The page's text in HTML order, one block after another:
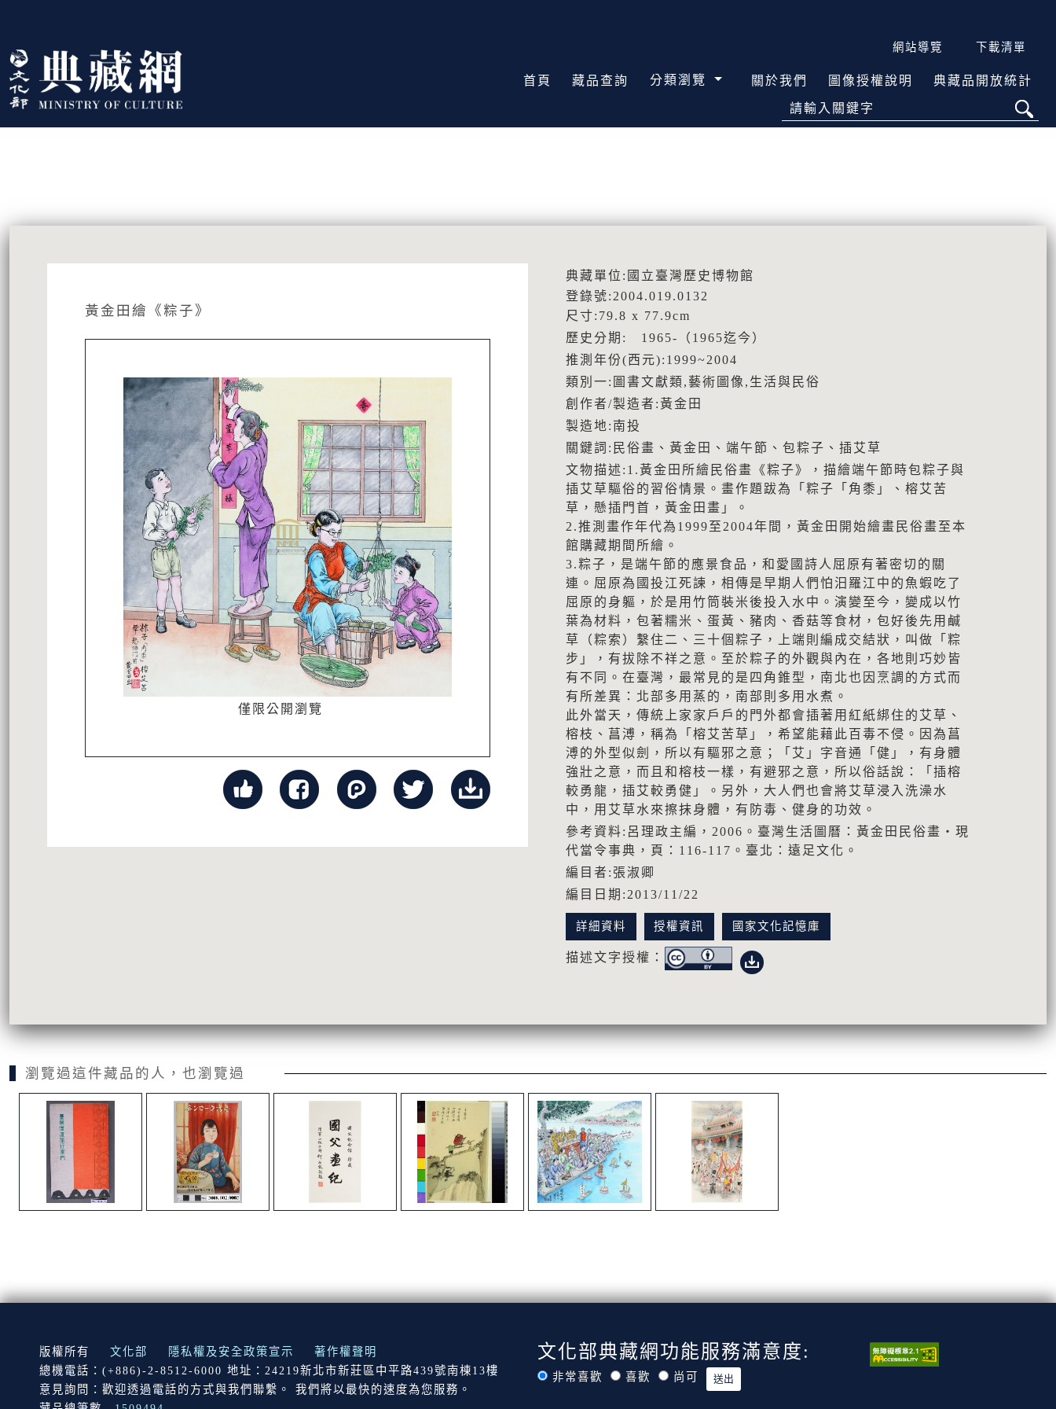
:::
網站導覽 下載清單
首頁 藏品查詢 分類瀏覽 關於我們 圖像授權說明 典藏品開放統計
請輸入關鍵字
黃金田繪《粽子》
僅限公開瀏覽
典藏單位:國立臺灣歷史博物館
登錄號:2004.019.0132
尺寸:79.8 x 77.9cm
歷史分期: 1965-（1965迄今）
推測年份(西元):1999~2004
類別一:圖書文獻類,藝術圖像,生活與民俗
創作者/製造者:黃金田
製造地:南投
關鍵詞:民俗畫、黃金田、端午節、包粽子、插艾草
文物描述:1.黃金田所繪民俗畫《粽子》，描繪端午節時包粽子與
插艾草驅俗的習俗情景。畫作題跋為「粽子「角黍」、榕艾苦
草，懸插門首，黃金田畫」。
2.推測畫作年代為1999至2004年間，黃金田開始繪畫民俗畫至本
館購藏期間所繪。
3.粽子，是端午節的應景食品，和愛國詩人屈原有著密切的關
連。屈原為國投江死諫，相傳是早期人們怕汨羅江中的魚蝦吃了
屈原的身軀，於是用竹筒裝米後投入水中。演變至今，變成以竹
葉為材料，包著糯米、蛋黃、豬肉、香菇等食材，包好後先用鹹
草（粽索）繫住二、三十個粽子，上端則編成交結狀，叫做「粽
步」，有拔除不祥之意。至於粽子的外觀與內在，各地則巧妙皆
有不同。在臺灣，最常見的是四角錐型，南北也因烹調的方式而
有所差異：北部多用蒸的，南部則多用水煮。
此外當天，傳統上家家戶戶的門外都會插著用紅紙綁住的艾草、
榕枝、菖溥，稱為「榕艾苦草」，希望能藉此百毒不侵。因為菖
溥的外型似劍，所以有驅邪之意；「艾」字音通「健」，有身體
強壯之意，而且和榕枝一樣，有避邪之意，所以俗話說：「插榕
較勇龍，插艾較勇健」。另外，大人們也會將艾草浸入洗澡水
中，用艾草水來擦抹身體，有防毒、健身的功效。
參考資料:呂理政主編，2006。臺灣生活圖曆：黃金田民俗畫‧現
代當令事典，頁：116-117。臺北：遠足文化。
編目者:張淑卿
編目日期:2013/11/22
詳細資料 授權資訊 國家文化記憶庫
描述文字授權：
瀏覽過這件藏品的人，也瀏覽過
:::
版權所有 文化部 隱私權及安全政策宣示
著作權聲明
總機電話：(+886)-2-8512-6000 地址：24219新北市新莊區中平路439號南棟13樓
意見詢問：歡迎透過電話的方式與我們聯繫。 我們將以最快的速度為您服務。
文化部典藏網功能服務滿意度:
非常喜歡 喜歡 尚可